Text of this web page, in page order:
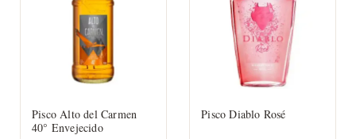
Pisco Alto del Carmen
40° Envejecido
Pisco Diablo Rosé